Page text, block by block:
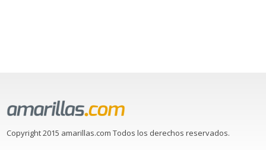
Copyright 2015 amarillas.com Todos los derechos reservados.